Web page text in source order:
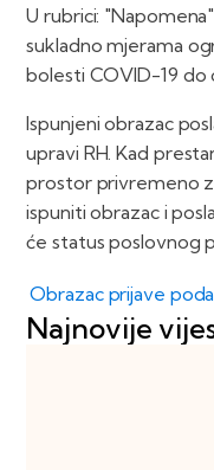
U rubrici:
sukladno mjerama
bolesti COVID-19 do
Ispunjeni obrazac
upravi RH. Kad
prostor privremeno
ispuniti obrazac i
će status poslovnog
Obrazac prijave
Najnovije